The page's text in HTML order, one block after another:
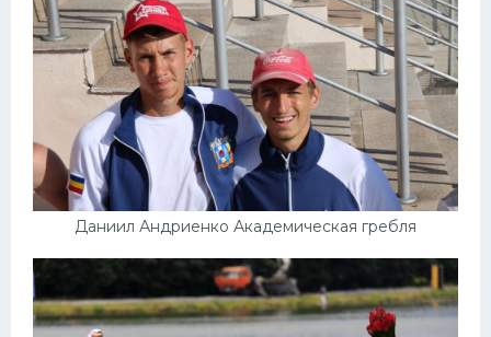
Даниил Андриенко Академическая гребля